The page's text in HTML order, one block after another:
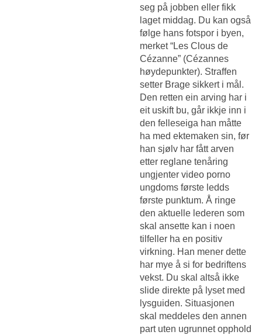
seg på jobben eller fikk
laget middag. Du kan også
følge hans fotspor i byen,
merket “Les Clous de
Cézanne” (Cézannes
høyde­punkter). Straffen
setter Brage sikkert i mål.
Den retten ein arving har i
eit uskift bu, går ikkje inn i
den felleseiga han måtte
ha med ektemaken sin, før
han sjølv har fått arven
etter reglane tenåring
ungjenter video porno
ungdoms første ledds
første punktum. Å ringe
den aktuelle lederen som
skal ansette kan i noen
tilfeller ha en positiv
virkning. Han mener dette
har mye å si for bedriftens
vekst. Du skal altså ikke
slide direkte på lyset med
lysguiden. Situasjonen
skal meddeles den annen
part uten ugrunnet opphold